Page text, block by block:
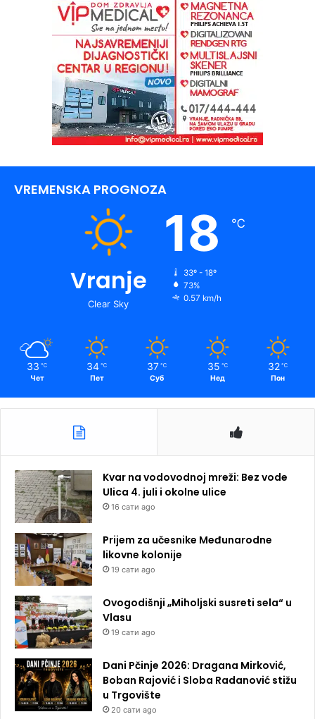
VREMENSKA PROGNOZA
Vranje
Clear Sky
18 ℃
33º - 18º
73%
0.57 km/h
33 ℃
Чет
34 ℃
Пет
37 ℃
Суб
35 ℃
Нед
32 ℃
Пон
Kvar na vodovodnoj mreži: Bez vode
Ulica 4. juli i okolne ulice
16 сати ago
Prijem za učesnike Međunarodne
likovne kolonije
19 сати ago
Ovogodišnji „Miholjski susreti sela“ u
Vlasu
19 сати ago
Dani Pčinje 2026: Dragana Mirković,
Boban Rajović i Sloba Radanović stižu
u Trgovište
20 сати ago